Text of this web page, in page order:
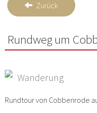
Zurück
Rundweg um
Wanderung
Rundtour von Cobbenrode